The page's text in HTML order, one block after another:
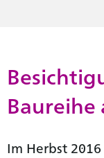
Im Herbst